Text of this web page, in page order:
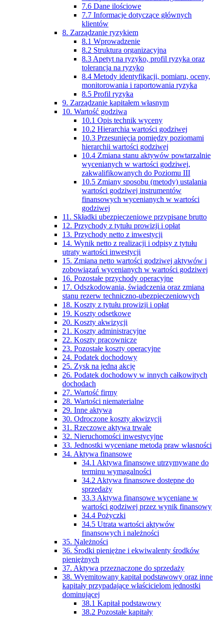
7.6 Dane ilościowe
7.7 Informacje dotyczące głównych
klientów
8. Zarządzanie ryzykiem
8.1 Wprowadzenie
8.2 Struktura organizacyjna
8.3 Apetyt na ryzyko, profil ryzyka oraz
tolerancja na ryzyko
8.4 Metody identyfikacji, pomiaru, oceny,
monitorowania i raportowania ryzyka
8.5 Profil ryzyka
9. Zarządzanie kapitałem własnym
10. Wartość godziwa
10.1 Opis technik wyceny
10.2 Hierarchia wartości godziwej
10.3 Przesunięcia pomiędzy poziomami
hierarchii wartości godziwej
10.4 Zmiana stanu aktywów powtarzalnie
wycenianych w wartości godziwej,
zakwalifikowanych do Poziomu III
10.5 Zmiany sposobu (metody) ustalania
wartości godziwej instrumentów
finansowych wycenianych w wartości
godziwej
11. Składki ubezpieczeniowe przypisane brutto
12. Przychody z tytułu prowizji i opłat
13. Przychody netto z inwestycji
14. Wynik netto z realizacji i odpisy z tytułu
utraty wartości inwestycji
15. Zmiana netto wartości godziwej aktywów i
zobowiązań wycenianych w wartości godziwej
16. Pozostałe przychody operacyjne
17. Odszkodowania, świadczenia oraz zmiana
stanu rezerw techniczno-ubezpieczeniowych
18. Koszty z tytułu prowizji i opłat
19. Koszty odsetkowe
20. Koszty akwizycji
21. Koszty administracyjne
22. Koszty pracownicze
23. Pozostałe koszty operacyjne
24. Podatek dochodowy
25. Zysk na jedną akcję
26. Podatek dochodowy w innych całkowitych
dochodach
27. Wartość firmy
28. Wartości niematerialne
29. Inne aktywa
30. Odroczone koszty akwizycji
31. Rzeczowe aktywa trwałe
32. Nieruchomości inwestycyjne
33. Jednostki wyceniane metodą praw własności
34. Aktywa finansowe
34.1 Aktywa finansowe utrzymywane do
terminu wymagalności
34.2 Aktywa finansowe dostępne do
sprzedaży
33.3 Aktywa finansowe wyceniane w
wartości godziwej przez wynik finansowy
34.4 Pożyczki
34.5 Utrata wartości aktywów
finansowych i należności
35. Należności
36. Środki pieniężne i ekwiwalenty środków
pieniężnych
37. Aktywa przeznaczone do sprzedaży
38. Wyemitowany kapitał podstawowy oraz inne
kapitały przypadające właścicielom jednostki
dominującej
38.1 Kapitał podstawowy
38.2 Pozostałe kapitały